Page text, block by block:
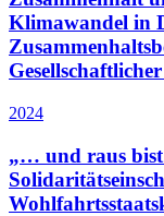
Klimawandel in
2024
„… und raus